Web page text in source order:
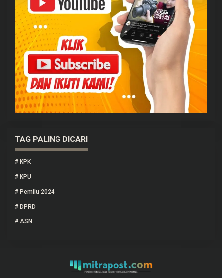
TAG PALING DICARI
# KPK
# KPU
# Pemilu 2024
# DPRD
# ASN